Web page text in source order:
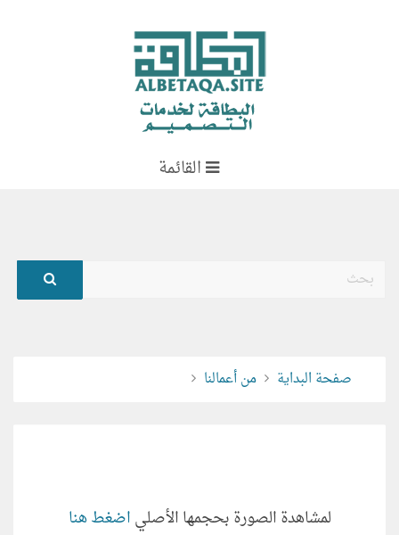
القائمة
بحث
صفحة البداية من أعمالنا
لمشاهدة الصورة بحجمها الأصلياضغط هنا